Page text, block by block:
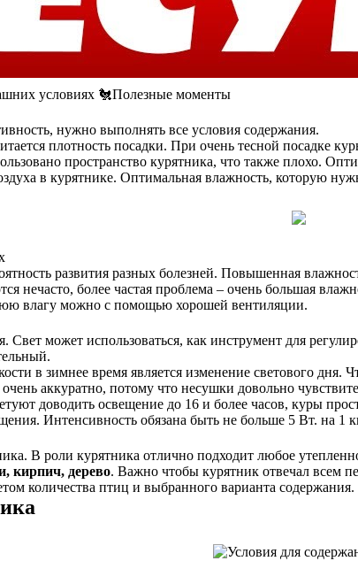
условиях 🐔Полезные моменты
нужно выполнять все условия содержания.
плотность посадки. При очень тесной посадке
пространство курятника, что также плохо.
в курятнике. Оптимальная влажность, которую
развития разных болезней. Повышенная
нечасто, более частая проблема – очень большая
влагу можно с помощью хорошей вентиляции.
Свет может использоваться, как инструмент для
в зимнее время является изменение светового
аккуратно, потому что несушки довольно
доводить освещение до 16 и более часов, куры
Интенсивность обязана быть не больше 5 Вт. на 1
В роли курятника отлично подходит любое
кирпич, дерево. Важно чтобы курятник отвечал всем
количества птиц и выбранного варианта